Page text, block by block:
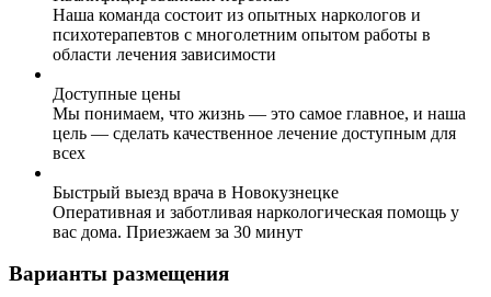
Наша команда состоит из опытных наркологов и
психотерапевтов с многолетним опытом работы в
области лечения зависимости
Доступные цены
Мы понимаем, что жизнь — это самое главное, и наша
цель — сделать качественное лечение доступным для
всех
Быстрый выезд врача в Новокузнецке
Оперативная и заботливая наркологическая помощь у
вас дома. Приезжаем за 30 минут
Варианты размещения